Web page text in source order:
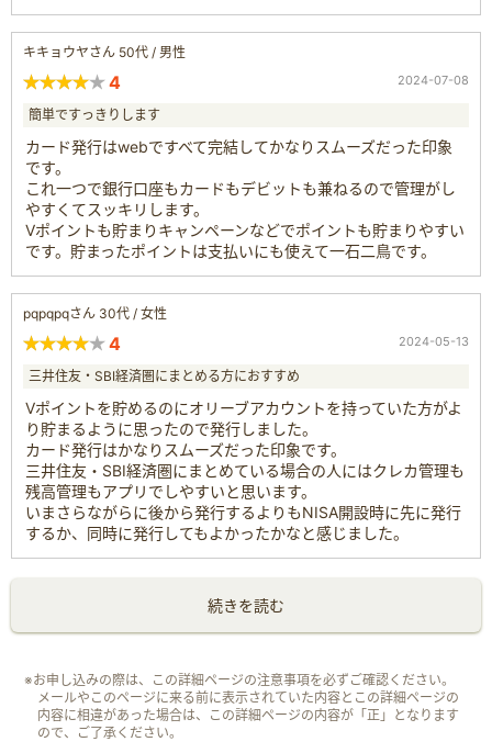
キキョウヤさん 50代 / 男性
4 2024-07-08
簡単ですっきりします
カード発行はwebですべて完結してかなりスムーズだった印象
です。
これ一つで銀行口座もカードもデビットも兼ねるので管理がし
やすくてスッキリします。
Vポイントも貯まりキャンペーンなどでポイントも貯まりやすい
です。貯まったポイントは支払いにも使えて一石二鳥です。
pqpqpqさん 30代 / 女性
4 2024-05-13
三井住友・SBI経済圏にまとめる方におすすめ
Vポイントを貯めるのにオリーブアカウントを持っていた方がよ
り貯まるように思ったので発行しました。
カード発行はかなりスムーズだった印象です。
三井住友・SBI経済圏にまとめている場合の人にはクレカ管理も
残高管理もアプリでしやすいと思います。
いまさらながらに後から発行するよりもNISA開設時に先に発行
するか、同時に発行してもよかったかなと感じました。
続きを読む
※お申し込みの際は、この詳細ページの注意事項を必ずご確認ください。
メールやこのページに来る前に表示されていた内容とこの詳細ページの
内容に相違があった場合は、この詳細ページの内容が「正」となります
ので、ご了承ください。